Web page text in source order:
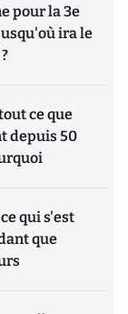
pour la 3e
ira le
ce que
depuis 50
qui s'est
que